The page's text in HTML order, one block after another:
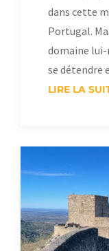
dans cette
Portugal.
domaine
se détendre
LIRE LA